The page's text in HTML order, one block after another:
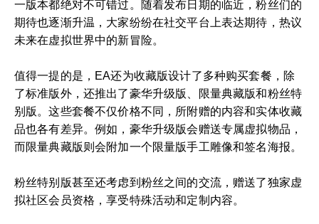
一版本都绝对不可错过。随着发布日期的临近，粉丝们的
期待也逐渐升温，大家纷纷在社交平台上表达期待，热议
未来在虚拟世界中的新冒险。
值得一提的是，EA还为收藏版设计了多种购买套餐，除
了标准版外，还推出了豪华升级版、限量典藏版和粉丝特
别版。这些套餐不仅价格不同，所附赠的内容和实体收藏
品也各有差异。例如，豪华升级版会赠送专属虚拟物品，
而限量典藏版则会附加一个限量版手工雕像和签名海报。
粉丝特别版甚至还考虑到粉丝之间的交流，赠送了独家虚
拟社区会员资格，享受特殊活动和定制内容。